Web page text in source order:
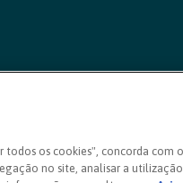
todos os cookies", concorda com
no site, analisar a